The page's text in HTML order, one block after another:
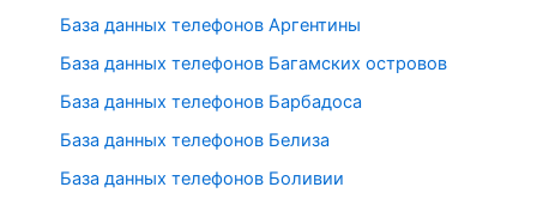
База данных телефонов Аргентины
База данных телефонов Багамских островов
База данных телефонов Барбадоса
База данных телефонов Белиза
База данных телефонов Боливии